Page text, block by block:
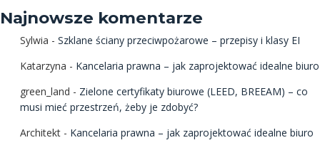
Najnowsze komentarze
Sylwia - Szklane ściany przeciwpożarowe – przepisy i klasy EI
Katarzyna - Kancelaria prawna – jak zaprojektować idealne biuro
green_land - Zielone certyfikaty biurowe (LEED, BREEAM) – co
musi mieć przestrzeń, żeby je zdobyć?
Architekt - Kancelaria prawna – jak zaprojektować idealne biuro